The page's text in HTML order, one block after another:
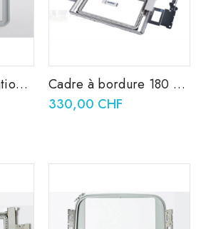
Cadre à bordure 180 x
100 mm VRBF180
330,00 CHF